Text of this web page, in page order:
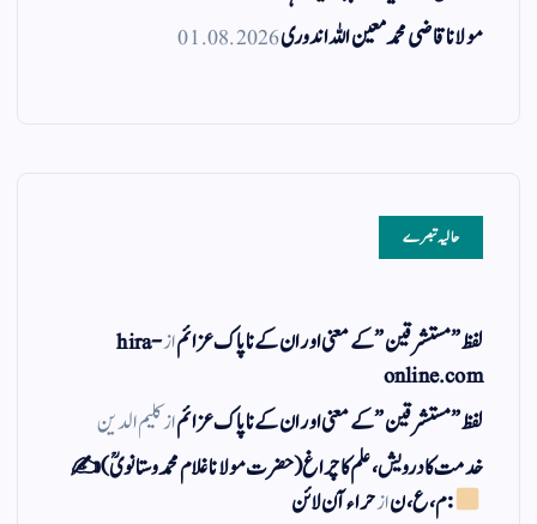
مولانا قاضی محمد معین اللہ اندوری01.08.2026
حالیہ تبصرے
لفظ ” مستشرقین ” کے معنی اور ان کے نا پاک عزائمازhira-
online.com
لفظ ” مستشرقین ” کے معنی اور ان کے نا پاک عزائمازکلیم الدین
خدمت کا درویش، علم کا چراغ(حضرت مولانا غلام محمد وستانویؒ)✍
: م ، ع ، نازحراء آن لائن